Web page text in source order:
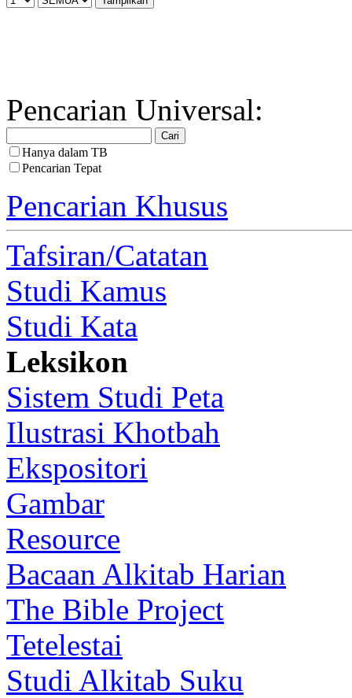
Pencarian Universal:
Hanya dalam TB
Pencarian Tepat
Pencarian Khusus
Tafsiran/Catatan
Studi Kamus
Studi Kata
Leksikon
Sistem Studi Peta
Ilustrasi Khotbah
Ekspositori
Gambar
Resource
Bacaan Alkitab Harian
The Bible Project
Tetelestai
Studi Alkitab Suku